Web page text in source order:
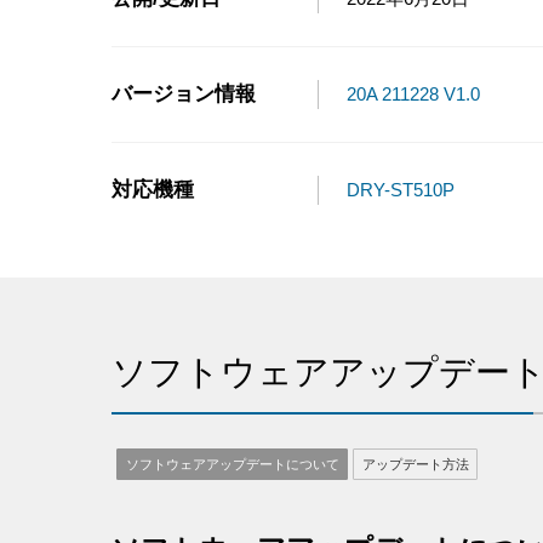
バージョン情報 20A 211228 V1.0
対応機種 DRY-ST510P
ソフトウェアアップデー
ソフトウェアアップデートについて アップデート方法